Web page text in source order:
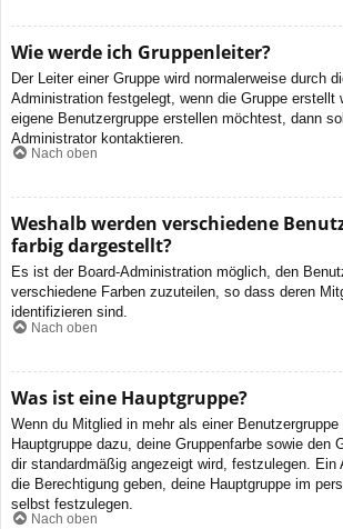
Wie werde ich Gruppenleiter?
Der Leiter einer Gruppe wird normalerweise durch
Administration festgelegt, wenn die Gruppe erstellt
eigene Benutzergruppe erstellen möchtest, dann
Administrator kontaktieren.
Nach oben
Weshalb werden verschiedene
farbig dargestellt?
Es ist der Board-Administration möglich, den
verschiedene Farben zuzuteilen, so dass deren
identifizieren sind.
Nach oben
Was ist eine Hauptgruppe?
Wenn du Mitglied in mehr als einer
Hauptgruppe dazu, deine Gruppenfarbe sowie den
dir standardmäßig angezeigt wird, festzulegen. Ein
die Berechtigung geben, deine Hauptgruppe im
selbst festzulegen.
Nach oben